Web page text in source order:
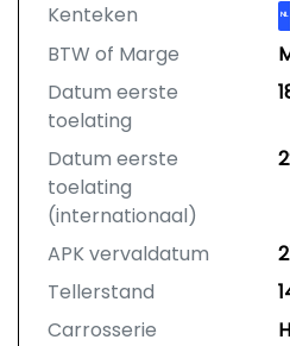
Kenteken NL
BTW of Marge
Datum eerste
toelating
Datum eerste
toelating
(internationaal)
APK vervaldatum
Tellerstand
Carrosserie